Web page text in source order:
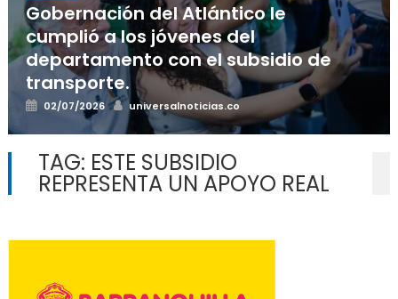
Gobernación del Atlántico le
cumplió a los jóvenes del
departamento con el subsidio de
transporte.
Posted
02/07/2026 Author
universalnoticias.co
TAG: ESTE SUBSIDIO
REPRESENTA UN APOYO REAL